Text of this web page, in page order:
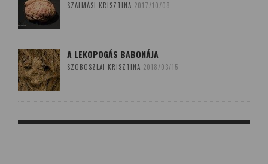
SZALMÁSI KRISZTINA 2017/10/08
A LEKOPOGÁS BABONÁJA
SZOBOSZLAI KRISZTINA 2018/03/15